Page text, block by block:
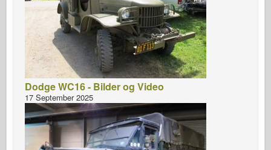
Dodge WC16 - Bilder og Video
17 September 2025